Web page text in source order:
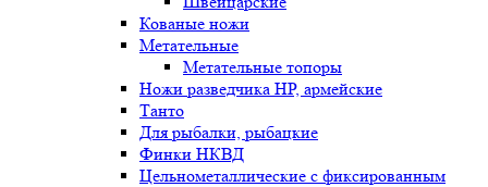
Кованые ножи
Метательные
Метательные топоры
Ножи разведчика НР, армейские
Танто
Для рыбалки, рыбацкие
Финки НКВД
Цельнометаллические с фиксированным